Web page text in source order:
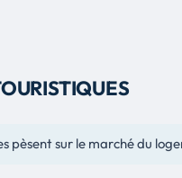
pèsent sur le marché du